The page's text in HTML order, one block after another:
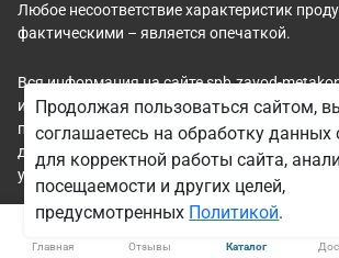
Любое несоответствие характеристик
фактическими – является опечаткой.
Вся информация на сайте spb.zavod-
исключительно ознакомительный и
при каких условиях не является публичной
дополнительную информацию можно
указанным на сайте.
Главная Отзывы Каталог
Продолжая пользоваться сайтом,
соглашаетесь на обработку данных
для корректной работы сайта,
посещаемости и других целей,
предусмотренных Политикой.